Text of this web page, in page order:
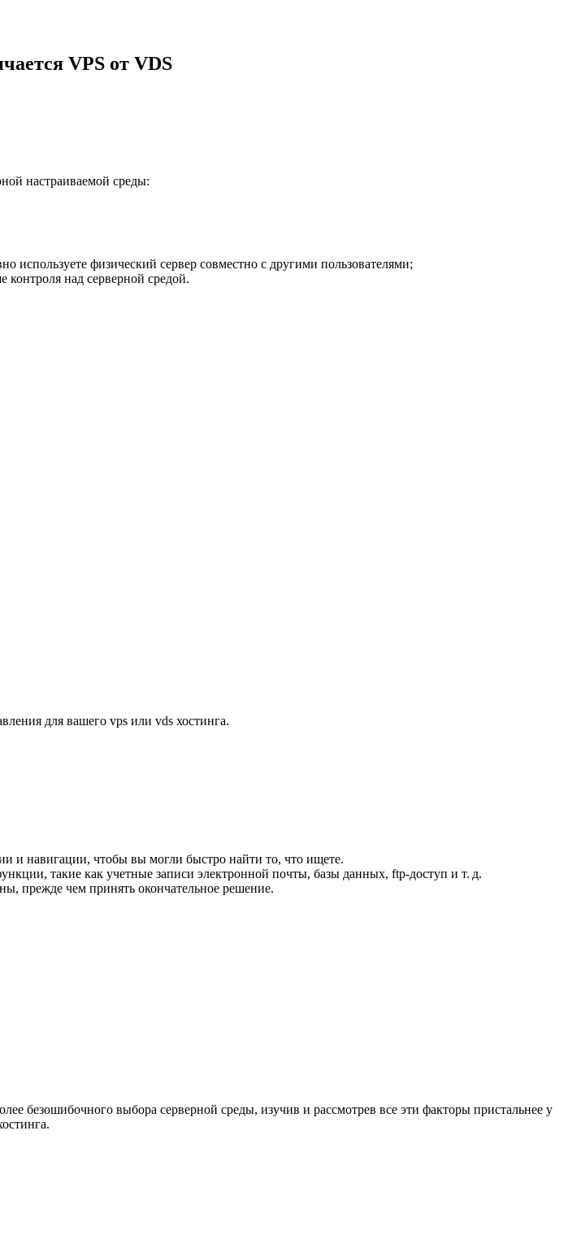
VPS от VDS
настраиваемой среды:
используете физический сервер совместно с другими пользователями;
контроля над серверной средой.
для вашего vps или vds хостинга.
и навигации, чтобы вы могли быстро найти то, что ищете.
такие как учетные записи электронной почты, базы данных, ftp-доступ и т. д.
прежде чем принять окончательное решение.
безошибочного выбора серверной среды, изучив и рассмотрев все эти факторы пристальнее у